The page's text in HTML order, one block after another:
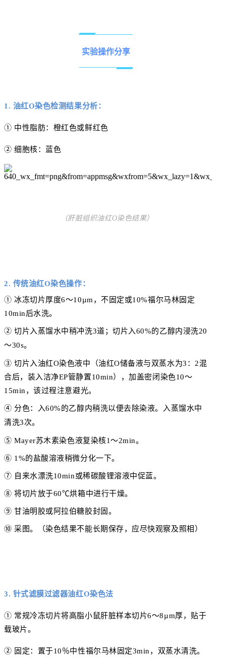
实验操作分享
1. 油红O染色检测结果分析：
① 中性脂肪：橙红色或鲜红色
② 细胞核：蓝色
（肝脏组织油红O染色结果）
2. 传统油红O染色操作：
① 冰冻切片厚度6～10µm，不固定或10%福尔马林固定
10min后水洗。
② 切片入蒸馏水中稍冲洗3道；切片入60%的乙醇内浸洗20
～30s。
③ 切片入油红O染色液中（油红O储备液与双蒸水为3：2混
合后，装入洁净EP管静置10min），加盖密闭染色10～
15min，该过程注意避光。
④ 分色：入60%的乙醇内稍洗以便去除染液。 入蒸馏水中
清洗3次。
⑤ Mayer苏木素染色液复染核1～2min。
⑥ 1%的盐酸溶液稍微分化一下。
⑦ 自来水漂洗10min或稀碳酸锂溶液中促蓝。
⑧ 将切片放于60℃烘箱中进行干燥。
⑨ 甘油明胶或阿拉伯糖胶封固。
⑩ 采图。（染色结果不能长期保存，应尽快观察及照相）
3. 针式滤膜过滤器油红O染色法
① 常规冷冻切片将高脂小鼠肝脏样本切片6～8µm厚，贴于
载玻片。
② 固定：置于10％中性福尔马林固定3min，双蒸水清洗。